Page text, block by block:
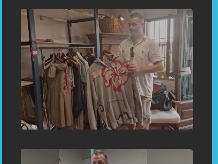
«Einweihung: Maßgeschneiderei in Capoliveri Insel Elba
Toskana Italien (Porto Azzurro, Portoferraio) - Inauguration:
Bespoken Tailoring in Capoliveri, Porto Azzurro, Portoferraio
Elba Toscani Italy »
«Einweihung: Maßgeschneiderei in Capoliveri Insel Elba
Toskana Italien (Porto Azzurro, Portoferraio